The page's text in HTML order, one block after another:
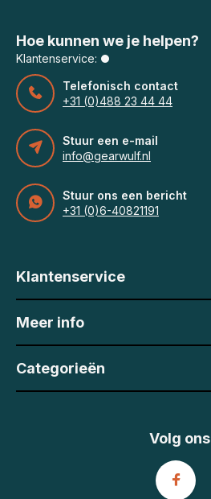
Hoe kunnen we je helpen?
Klantenservice:
Telefonisch contact
+31 (0)488 23 44 44
Stuur een e-mail
info@gearwulf.nl
Stuur ons een bericht
+31 (0)6-40821191
Klantenservice
Meer info
Categorieën
Volg ons